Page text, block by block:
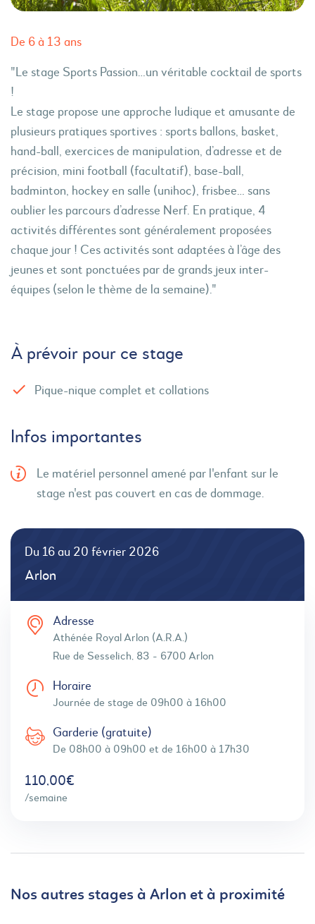
De 6 à 13 ans
"Le stage Sports Passion…un véritable cocktail de sports
!
Le stage propose une approche ludique et amusante de
plusieurs pratiques sportives : sports ballons, basket,
hand-ball, exercices de manipulation, d’adresse et de
précision, mini football (facultatif), base-ball,
badminton, hockey en salle (unihoc), frisbee… sans
oublier les parcours d’adresse Nerf. En pratique, 4
activités différentes sont généralement proposées
chaque jour ! Ces activités sont adaptées à l’âge des
jeunes et sont ponctuées par de grands jeux inter-
équipes (selon le thème de la semaine)."
À prévoir pour ce stage
Pique-nique complet et collations
Infos importantes
Le matériel personnel amené par l'enfant sur le
stage n'est pas couvert en cas de dommage.
Du 16 au 20 février 2026
Arlon
Adresse
Athénée Royal Arlon (A.R.A.)
Rue de Sesselich, 83 - 6700 Arlon
Horaire
Journée de stage de 09h00 à 16h00
Garderie (gratuite)
De 08h00 à 09h00 et de 16h00 à 17h30
110,00€
/semaine
Nos autres stages à Arlon et à proximité